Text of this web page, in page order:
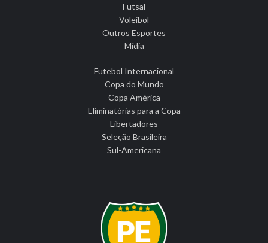
Futsal
Voleibol
Outros Esportes
Mídia
Futebol Internacional
Copa do Mundo
Copa América
Eliminatórias para a Copa
Libertadores
Seleção Brasileira
Sul-Americana